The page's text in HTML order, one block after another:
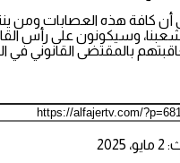
كافة هذه العصابات ومن
وسيكونون على رأس
بالمقتضى القانوني في